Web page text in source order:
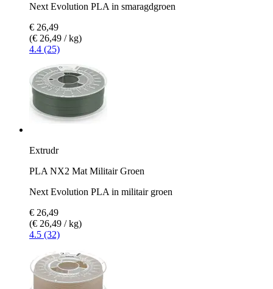
Next Evolution PLA in smaragdgroen
€ 26,49
(€ 26,49 / kg)
4.4 (25)
Extrudr
PLA NX2 Mat Militair Groen
Next Evolution PLA in militair groen
€ 26,49
(€ 26,49 / kg)
4.5 (32)